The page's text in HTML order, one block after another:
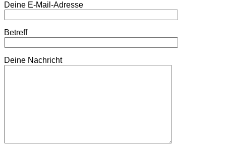
Deine E-Mail-Adresse
Betreff
Deine Nachricht